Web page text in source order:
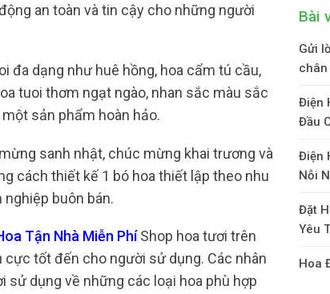
an toàn và tin cậy cho những người
đa dạng như huê hồng, hoa cẩm tú cầu,
tuoi thơm ngạt ngào, nhan sắc màu sắc
sản phẩm hoàn hảo.
sanh nhật, chúc mừng khai trương và
cách thiết kế 1 bó hoa thiết lập theo nhu
buôn bán.
Tận Nhà Miễn PhíShop hoa tươi trên
tốt đến cho người sử dụng. Các nhân
sử dụng về những các loại hoa phù hợp
Bài
Gửi
Điện
Đầu
Điện
Nỗi
Đặt
Yêu
Hoa